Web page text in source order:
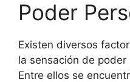
Poder
Existen diversos
la sensación de
Entre ellos se